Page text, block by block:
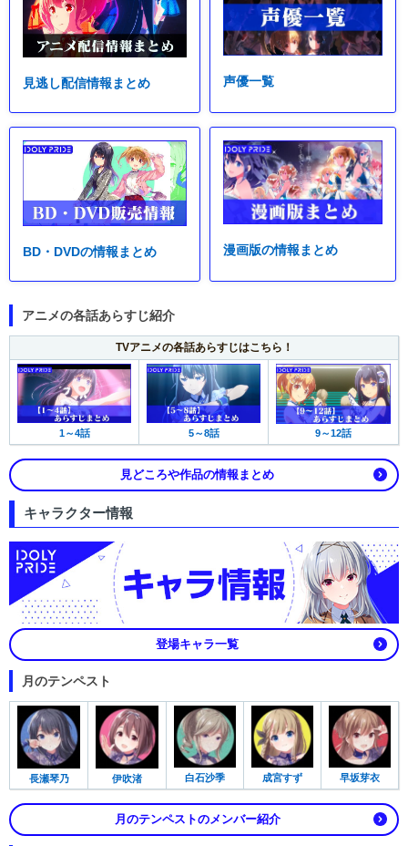
見逃し配信情報まとめ 声優一覧
BD・DVDの情報まとめ 漫画版の情報まとめ
アニメの各話あらすじ紹介
TVアニメの各話あらすじはこちら！
1～4話 5～8話 9～12話
見どころや作品の情報まとめ
キャラクター情報
登場キャラ一覧
月のテンペスト
長瀬琴乃 伊吹渚 白石沙季 成宮すず 早坂芽衣
月のテンペストのメンバー紹介